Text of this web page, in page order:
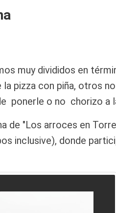
muy divididos en
pizza con piña, otros
ponerle o no chorizo a
de "Los arroces en
inclusive), donde